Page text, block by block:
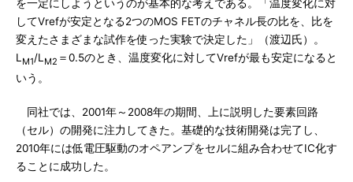
を一定にしようというのが基本的な考えである。「温度変化に対
してVrefが安定となる2つのMOS FETのチャネル長の比を、比を
変えたさまざまな試作を使った実験で決定した」（渡辺氏）。
LM1/LM2 ＝0.5のとき、温度変化に対してVrefが最も安定になると
いう。
同社では、2001年～2008年の期間、上に説明した要素回路
（セル）の開発に注力してきた。基礎的な技術開発は完了し、
2010年には低電圧駆動のオペアンプをセルに組み合わせてIC化す
ることに成功した。